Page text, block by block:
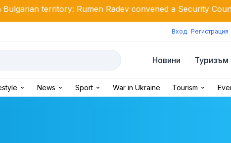
Rumen Radev convened a Security Council NRA
Вход Регистрация
Новини Туризъм
News Sport War in Ukraine Tourism